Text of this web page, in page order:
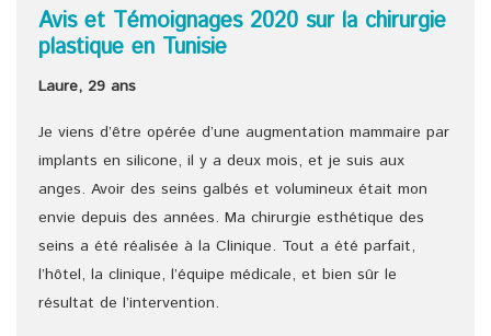
Avis et Témoignages 2020 sur la chirurgie
plastique en Tunisie
Laure, 29 ans
Je viens d’être opérée d’une augmentation mammaire par
implants en silicone, il y a deux mois, et je suis aux
anges. Avoir des seins galbés et volumineux était mon
envie depuis des années. Ma chirurgie esthétique des
seins a été réalisée à la Clinique. Tout a été parfait,
l’hôtel, la clinique, l’équipe médicale, et bien sûr le
résultat de l’intervention.